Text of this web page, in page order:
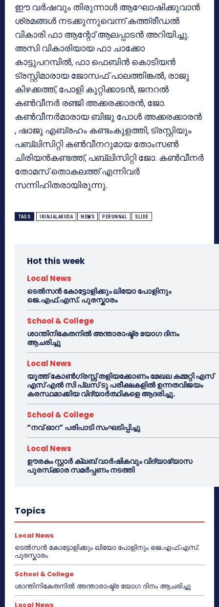
ഈ വര്‍ഷവും തിരുന്നാള്‍ ആഘോഷിക്കുവാന്‍
ശ്രമങ്ങള്‍ നടക്കുന്നുവെന്ന് കത്ത്രീഡല്‍
വികാരി ഫാ ആന്റോ് ആലപ്പാടന്‍ അറിയിച്ചു.
അസി വികാരിയായ ഫാ ചാക്കോ
കാട്ടുപറമ്പില്‍, ഫാ ഫെബിന്‍ കൊടിയന്‍
ട്രസ്റ്റിമാരായ ജോസഫ് പാലത്തിങ്കല്‍, രാജു
കിഴക്കത്ത്, പോളി കുറ്റിക്കാടന്‍, ജനറല്‍
കണ്‍വീനര്‍ രഞ്ജി അക്കരക്കാരന്‍, ജോ.
കണ്‍വീനര്‍മാരായ ബിജു പോള്‍ അക്കരക്കാരന്‍
, ഷാജു എബ്രഹം കണ്ടംകുളത്തി, ട്രസ്റ്റിയും
പബ്ലിസിറ്റി കണ്‍വീനറുമായ തോംസണ്‍
ചിരിയന്‍കണ്ടത്ത്, പബ്ലിസിറ്റി ജോ. കണ്‍വീനര്‍
തോമസ് തൊകലത്ത് എന്നിവര്‍
സന്നിഹിതരായിരുന്നു.
TAGS IRINJALAKUDA NEWS PERUNNAL SLIDE
Hot this week
Local News
ടെൽസൻ കോട്ടോളിക്കും ലിയോ പോളിനും
ജെ.എഫ്.എസ്. പുരസ്കാരം
School & College
ശാന്തിനികേതനിൽ അന്താരാഷ്ട്ര യോഗ ദിനം
ആചരിച്ചു
Local News
യൂത്ത് കോൺഗ്രസ്സ് തളിയക്കോണം മേഖല കമ്മറ്റി എസ്
എസ് എൽ സി പ്ലസ് ടു പരീക്ഷകളിൽ ഉന്നതവിജയം
കരസ്ഥമാക്കിയ വിദ്യാർത്ഥികളെ ആദരിച്ചു.
School & College
“നവ് ഓറ” പരിപാടി സംഘടിപ്പിച്ചു
Local News
ഊരകം സ്റ്റാർ ക്ലബ് വാർഷികവും വിദ്യാഭ്യാസ
പുരസ്‌ക്കാര സമർപ്പണം നടത്തി
Topics
Local News
ടെൽസൻ കോട്ടോളിക്കും ലിയോ പോളിനും ജെ.എഫ്.എസ്.
പുരസ്കാരം
School & College
ശാന്തിനികേതനിൽ അന്താരാഷ്ട്ര യോഗ ദിനം ആചരിച്ചു
Local News